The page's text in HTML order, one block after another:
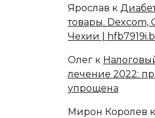
Ярослав к
товары. Dexcom,
Чехии |
Олег к
лечение 2022:
упрощена
Мирон Королев к